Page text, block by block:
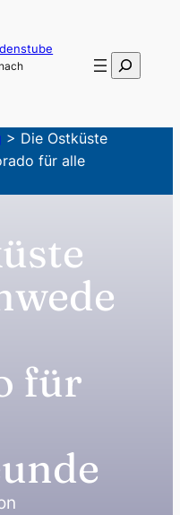
Suchen
> Die Ostküste
für alle
für